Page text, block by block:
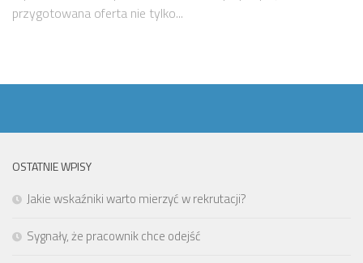
przygotowana oferta nie tylko...
OSTATNIE WPISY
Jakie wskaźniki warto mierzyć w rekrutacji?
Sygnały, że pracownik chce odejść